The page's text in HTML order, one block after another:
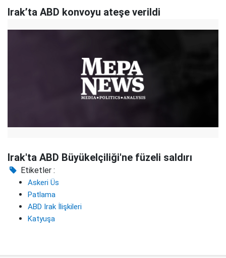
Irak’ta ABD konvoyu ateşe verildi
Irak'ta ABD Büyükelçiliği'ne füzeli saldırı
Etiketler :
Askeri Üs
Patlama
ABD Irak İlişkileri
Katyuşa